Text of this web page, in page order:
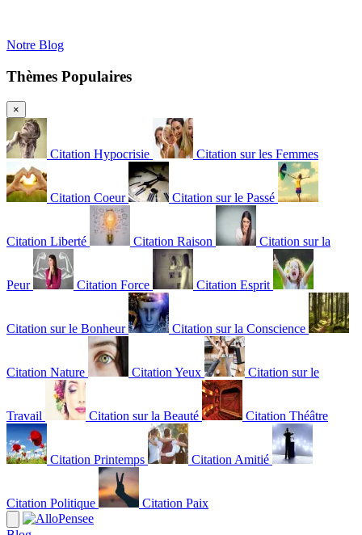
Notre Blog
Thèmes Populaires
×
Citation Hypocrisie Citation sur les Femmes
Citation Coeur Citation sur le Passé
Citation Liberté Citation Raison Citation sur la
Peur Citation Force Citation Esprit
Citation sur le Bonheur Citation sur la Conscience
Citation Nature Citation Yeux Citation sur le
Travail Citation sur la Beauté Citation Théâtre
Citation Printemps Citation Amitié
Citation Politique Citation Paix